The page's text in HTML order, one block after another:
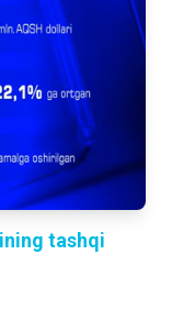
tashqi